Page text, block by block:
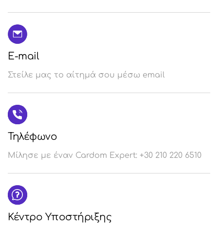
E-mail
Στείλε μας το αίτημά σου μέσω email
Τηλέφωνο
Μίλησε με έναν Cardom Expert: +30 210 220 6510
Κέντρο Υποστήριξης